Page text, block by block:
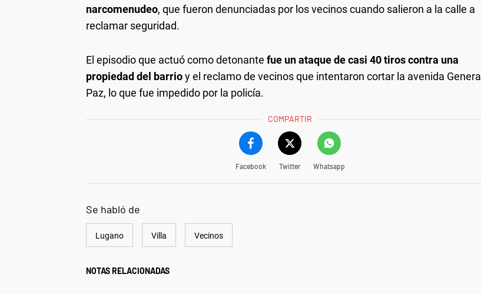
narcomenudeo, que fueron denunciadas por los vecinos cuando salieron a la calle a
reclamar seguridad.
El episodio que actuó como detonante fue un ataque de casi 40 tiros contra una
propiedad del barrioy el reclamo de vecinos que intentaron cortar la avenida General
Paz, lo que fue impedido por la policía.
COMPARTIR
Facebook Twitter Whatsapp
Se habló de
Lugano Villa Vecinos
NOTAS RELACIONADAS